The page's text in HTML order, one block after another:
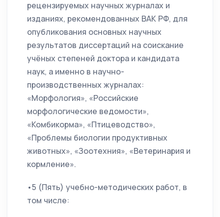
рецензируемых научных журналах и
изданиях, рекомендованных ВАК РФ, для
опубликования основных научных
результатов диссертаций на соискание
учёных степеней доктора и кандидата
наук, а именно в научно-
производственных журналах:
«Морфология», «Российские
морфологические ведомости»,
«Комбикорма», «Птицеводство»,
«Проблемы биологии продуктивных
животных», «Зоотехния», «Ветеринария и
кормление».
•5 (Пять) учебно-методических работ, в
том числе: